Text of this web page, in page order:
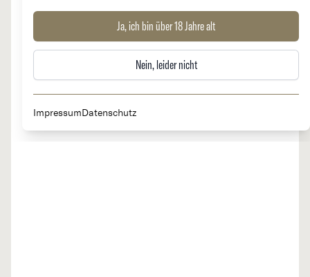
Ja, ich bin über 18 Jahre alt
Nein, leider nicht
ImpressumDatenschutz
Chateau Pichon Comtesse
de Lalande 2e Cru Classé
RARITÄT